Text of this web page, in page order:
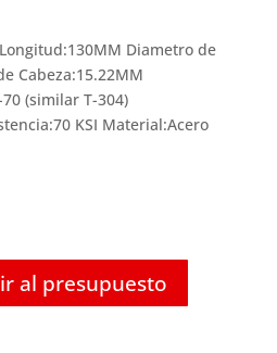
Diametro de
Cabeza:15.22MM
(similar T-304)
KSI Material:Acero
al presupuesto